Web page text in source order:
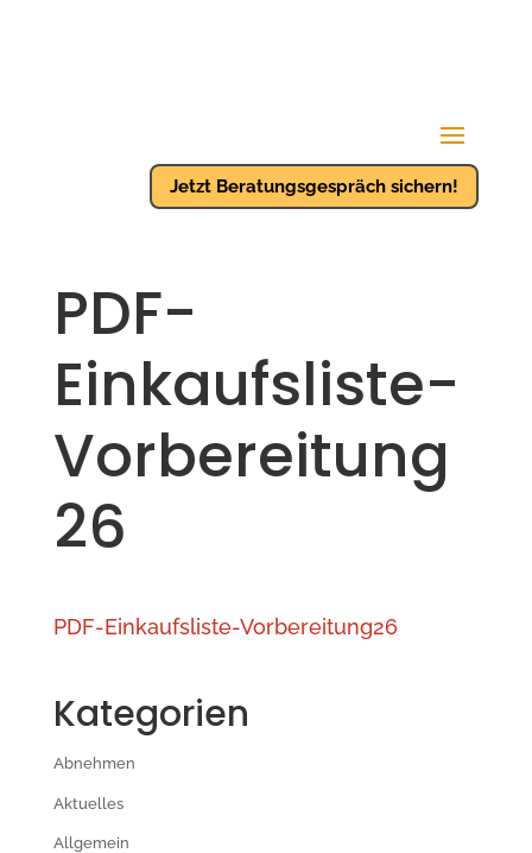
Jetzt Beratungsgespräch sichern!
PDF-
Einkaufsliste-
Vorbereitung
26
PDF-Einkaufsliste-Vorbereitung26
Kategorien
Abnehmen
Aktuelles
Allgemein